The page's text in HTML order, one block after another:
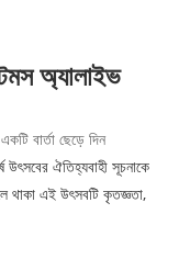
অ্যালাইভ
বার্তা ছেড়ে দিন
উৎসবের ঐতিহ্যবাহী সূচনাকে
থাকা এই উৎসবটি কৃতজ্ঞতা,